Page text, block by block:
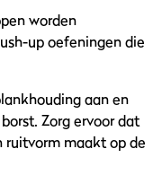
worden
up oefeningen die
aan en
Zorg ervoor dat
ruitvorm maakt op de